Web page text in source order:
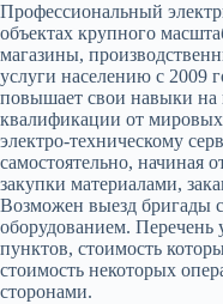
Профессиональный
объектах крупного
магазины,
услуги населению с 2009
повышает свои навыки
квалификации от
электро-техническому
самостоятельно, начиная
закупки материалами,
Возможен выезд бригады
оборудованием. Перечень
пунктов, стоимость
стоимость некоторых
сторонами.